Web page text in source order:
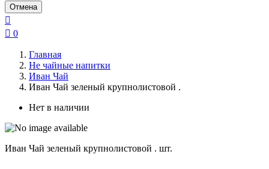
Отмена

 0
Главная
Не чайные напитки
Иван Чай
Иван Чай зеленый крупнолистовой .
Нет в наличии
Иван Чай зеленый крупнолистовой . шт.